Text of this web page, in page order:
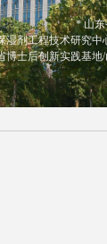
* 山东
湿剂工程技术研究
博士后创新实践基